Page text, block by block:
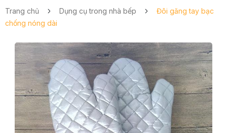
Trang chủ Dụng cụ trong nhà bếp
Đôi găng tay bạc
chống nóng dài